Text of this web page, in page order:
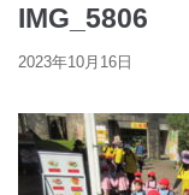
IMG_5806
2023年10月16日